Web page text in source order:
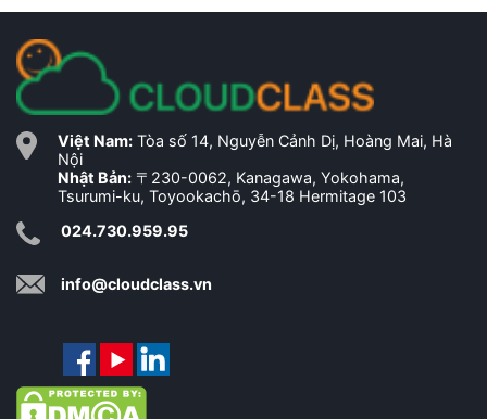
Việt Nam: Tòa số 14, Nguyễn Cảnh Dị, Hoàng Mai, Hà
Nội
Nhật Bản: 〒230-0062, Kanagawa, Yokohama,
Tsurumi-ku, Toyookachō, 34-18 Hermitage 103
024.730.959.95
info@cloudclass.vn